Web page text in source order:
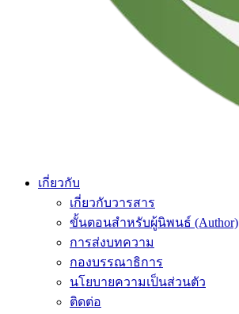
เกี่ยวกับ
เกี่ยวกับวารสาร
ขั้นตอนสำหรับผู้นิพนธ์ (Author)
การส่งบทความ
กองบรรณาธิการ
นโยบายความเป็นส่วนตัว
ติดต่อ